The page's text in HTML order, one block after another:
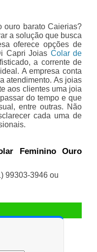
ouro barato Caierias?
a solução que busca
oferece opções de
Capri Joias Colar de
a corrente de
A empresa conta
atendimento. As joias
aos clientes uma joia
do tempo e que
entre outras. Não
cada uma de
Feminino Ouro
99303-3946 ou